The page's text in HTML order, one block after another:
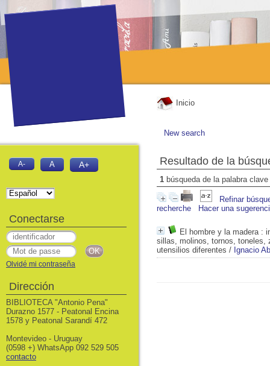
Inicio
New search
Resultado de la
1 búsqueda de la palabra clave
Refinar
recherche
Hacer una
El hombre y la madera:
sillas, molinos, tornos, toneles,
utensilios diferentes / Ignacio
A- A A+
Conectarse
Olvidé mi contraseña
Dirección
BIBLIOTECA "Antonio Pena"
Durazno 1577 - Peatonal Encina
1578 y Peatonal Sarandí 472
Montevideo - Uruguay
(0598 +) WhatsApp 092 529 505
contacto